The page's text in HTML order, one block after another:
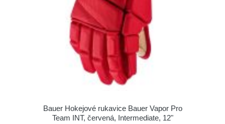
Bauer Hokejové rukavice Bauer Vapor Pro
Team INT, červená, Intermediate, 12"